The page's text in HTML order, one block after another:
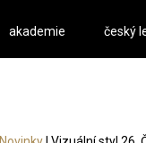
akademie český